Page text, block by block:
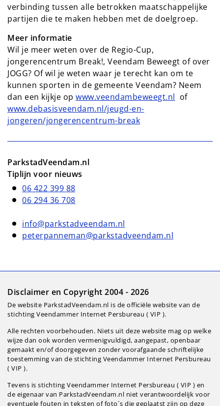
verbinding tussen alle betrokken maatschappelijke
partijen die te maken hebben met de doelgroep.
Meer informatie
Wil je meer weten over de Regio-Cup,
jongerencentrum Break!, Veendam Beweegt of over
JOGG? Of wil je weten waar je terecht kan om te
kunnen sporten in de gemeente Veendam? Neem
dan een kijkje op www.veendambeweegt.nl of
www.debasisveendam.nl/jeugd-en-
jongeren/jongerencentrum-break
ParkstadVeendam.nl
Tiplijn voor nieuws
06 422 399 88
06 294 36 708
info@parkstadveendam.nl
peterpanneman@parkstadveendam.nl
Disclaimer en Copyright 2004 - 2026
De website ParkstadVeendam.nl is de officiële website van de
stichting Veendammer Internet Persbureau ( VIP ).
Alle rechten voorbehouden. Niets uit deze website mag op welke
wijze dan ook worden vermenigvuldigd, aangepast, openbaar
gemaakt en/of doorgegeven zonder voorafgaande schriftelijke
toestemming van de stichting Veendammer Internet Persbureau
( VIP ).
Tevens is stichting Veendammer Internet Persbureau ( VIP ) en
de eigenaar van ParkstadVeendam.nl niet verantwoordelijk voor
eventuele fouten in teksten of foto`s die geplaatst zijn op deze